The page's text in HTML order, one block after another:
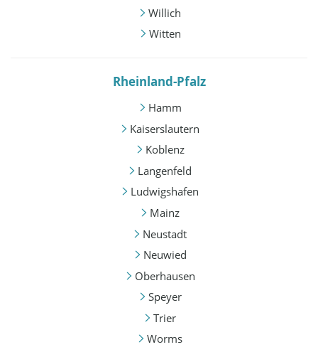
Willich
Witten
Rheinland-Pfalz
Hamm
Kaiserslautern
Koblenz
Langenfeld
Ludwigshafen
Mainz
Neustadt
Neuwied
Oberhausen
Speyer
Trier
Worms